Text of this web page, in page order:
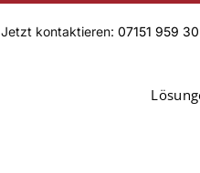
Jetzt kontaktieren:07151 959